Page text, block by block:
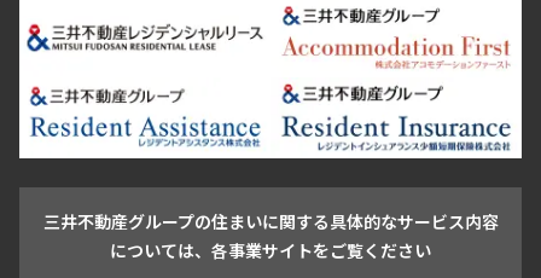
市ヶ谷・神楽坂・飯田橋
三田・芝・浜松町
芝浦・汐留・品川
月島・勝どき・豊洲
本郷・春日・小石川
目白・高田馬場・早稲田
池尻大橋・三軒茶屋
祐天寺・学芸大学・自由が丘
駒沢・用賀・二子玉川
成城・砧
池袋・板橋・王子
青山 渋谷 東京・大手町 新宿 品川
目黒・中目黒
江東区 台東区 墨田区
中野区
豊島区
杉並区 板橋区 練馬区 荒川区
足立区
葛飾区
江戸川区
三井不動産グループの住まいに関する具体的なサービス内容
については、各事業サイトをご覧ください